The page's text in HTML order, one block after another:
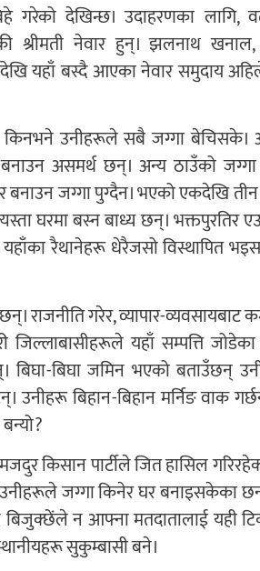
देखिन्छ। उदाहरणका लागि,
श्रीमती नेवार हुन्। झलनाथ खनाल,
यहाँ बस्दै आएका नेवार समुदाय
किनभने उनीहरूले सबै जग्गा बेचिसके।
असमर्थ छन्। अन्य ठाउँको
बनाउन जग्गा पुग्दैन। भएको एकदेखि
घरमा बस्न बाध्य छन्। भक्तपुरतिर
यहाँका रैथानेहरू धेरैजसो विस्थापित
राजनीति गरेर, व्यापार-व्यवसायबाट
जिल्लाबासीहरूले यहाँ सम्पत्ति
बिघा-बिघा जमिन भएको बताउँछन्
उनीहरू बिहान-बिहान मर्निङ वाक
किसान पार्टीले जित हासिल
उनीहरूले जग्गा किनेर घर बनाइसकेका
बिजुक्छेंले न आफ्ना मतदातालाई यही
सुकुम्बासी बने।